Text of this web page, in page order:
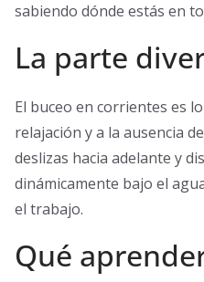
sabiendo dónde estás en
La parte
El buceo en corrientes es
relajación y a la ausencia
deslizas hacia adelante y
dinámicamente bajo el
el trabajo.
Qué